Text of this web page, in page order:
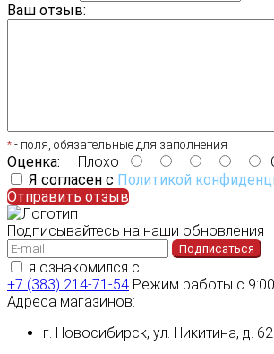
Ваш отзыв:
* - поля, обязательные для заполнения
Оценка: Плохо
Я согласен с Политикой
Отправить отзыв
Подписывайтесь на наши обновления
Подписаться
я ознакомился с
+7 (383) 214-71-54 Режим работы с
Адреса магазинов:
г. Новосибирск, ул. Никитина, д. 62